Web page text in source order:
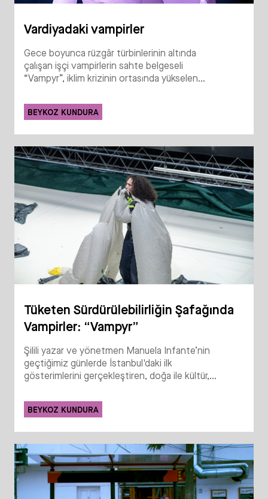
Vardiyadaki vampirler
Gece boyunca rüzgâr türbinlerinin altında
çalışan işçi vampirlerin sahte belgeseli
“Vampyr”, iklim krizinin ortasında yükselen...
BEYKOZ KUNDURA
Tüketen Sürdürülebilirliğin Şafağında
Vampirler: “Vampyr”
Şilili yazar ve yönetmen Manuela Infante’nin
geçtiğimiz günlerde İstanbul'daki ilk
gösterimlerini gerçekleştiren, doğa ile kültür,...
BEYKOZ KUNDURA